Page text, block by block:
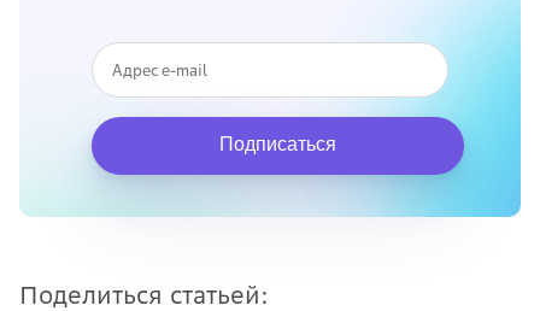
Подписаться
Поделиться статьей: